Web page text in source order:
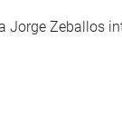
Jorge Zeballos